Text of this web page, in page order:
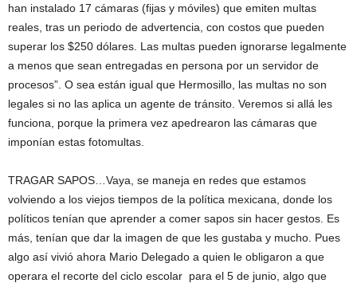
han instalado 17 cámaras (fijas y móviles) que emiten multas
reales, tras un periodo de advertencia, con costos que pueden
superar los $250 dólares. Las multas pueden ignorarse legalmente
a menos que sean entregadas en persona por un servidor de
procesos”. O sea están igual que Hermosillo, las multas no son
legales si no las aplica un agente de tránsito. Veremos si allá les
funciona, porque la primera vez apedrearon las cámaras que
imponían estas fotomultas.
TRAGAR SAPOS…Vaya, se maneja en redes que estamos
volviendo a los viejos tiempos de la política mexicana, donde los
políticos tenían que aprender a comer sapos sin hacer gestos. Es
más, tenían que dar la imagen de que les gustaba y mucho. Pues
algo así vivió ahora Mario Delegado a quien le obligaron a que
operara el recorte del ciclo escolar para el 5 de junio, algo que